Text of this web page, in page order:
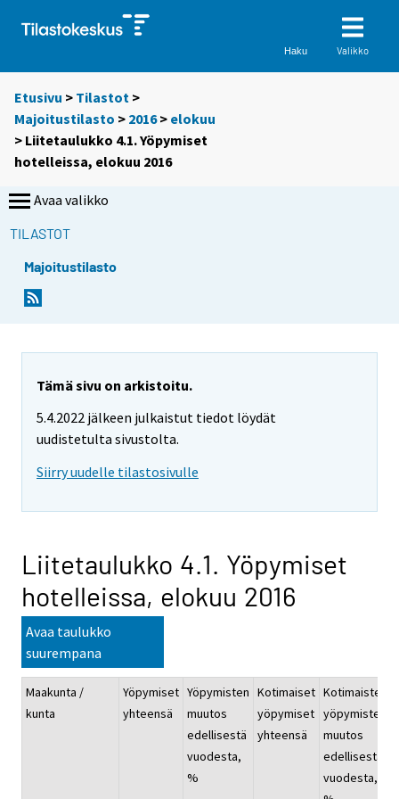
Haku Valikko
Etusivu > Tilastot >
Majoitustilasto > 2016> elokuu
> Liitetaulukko 4.1. Yöpymiset
hotelleissa, elokuu 2016
Avaa valikko
TILASTOT
Majoitustilasto
Tämä sivu on arkistoitu.
5.4.2022 jälkeen julkaistut tiedot löydät
uudistetulta sivustolta.
Siirry uudelle tilastosivulle
Liitetaulukko 4.1. Yöpymiset
hotelleissa, elokuu 2016
Avaa taulukko
suurempana
Maakunta /
kunta
Yöpymiset
yhteensä
Yöpymisten
muutos
edellisestä
vuodesta,
%
Kotimaiset
yöpymiset
yhteensä
Kotimaisten
yöpymisten
muutos
edellisestä
vuodesta,